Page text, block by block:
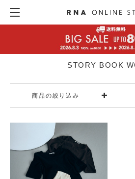
STORY BOOK
商品の絞り込み